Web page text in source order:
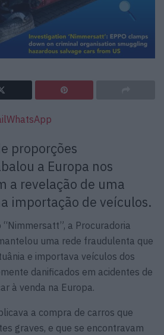
WhatsApp
proporções
a Europa nos
a revelação de uma
importação de veículos.
“Nimmersatt”, a Procuradoria
uma rede fraudulenta que
e importava veículos dos
danificados em acidentes de
à venda na Europa.
a compra de carros que
graves, e que se encontravam